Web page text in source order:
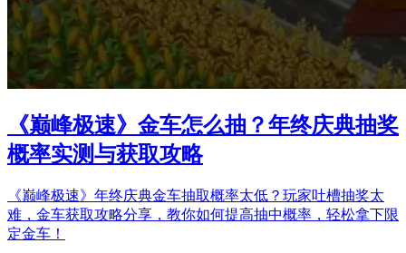
《巅峰极速》金车怎么抽？年终庆典抽奖
概率实测与获取攻略
《巅峰极速》年终庆典金车抽取概率太低？玩家吐槽抽奖太
难，金车获取攻略分享，教你如何提高抽中概率，轻松拿下限
定金车！